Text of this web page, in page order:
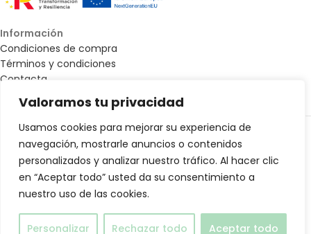
Valoramos tu privacidad
Usamos cookies para mejorar su experiencia de
navegación, mostrarle anuncios o contenidos
personalizados y analizar nuestro tráfico. Al hacer clic
en “Aceptar todo” usted da su consentimiento a
nuestro uso de las cookies.
Personalizar Rechazar todo Aceptar todo
Información
Condiciones de compra
Términos y condiciones
Contacta
Mapa web - Accesibilidad
Todos los derechos © 2025 Cocoliso Shop |Diseño Web de La
Lanzadera Digital
Babero Plastificado Lai |